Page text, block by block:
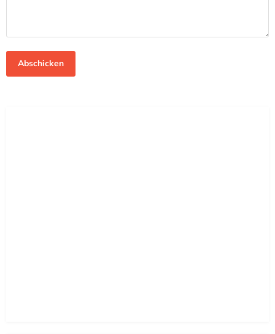
Abschicken